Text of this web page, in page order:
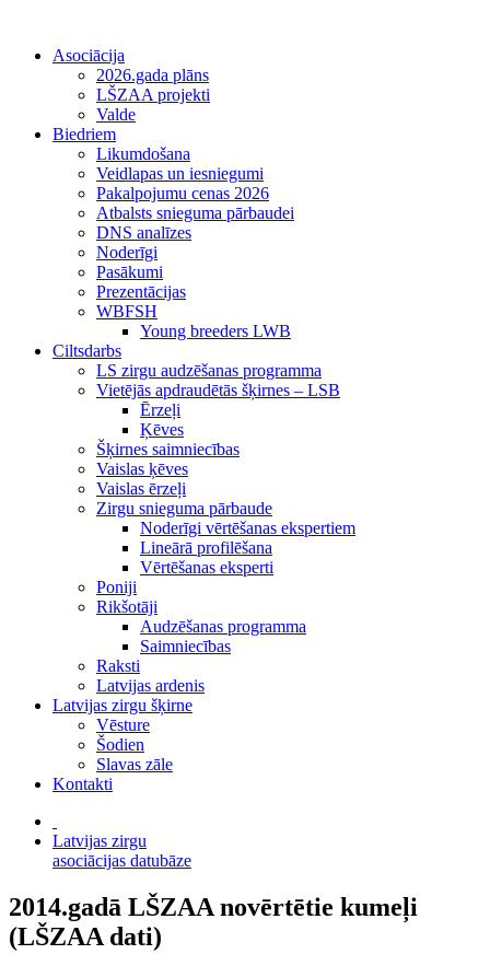
Asociācija
2026.gada plāns
LŠZAA projekti
Valde
Biedriem
Likumdošana
Veidlapas un iesniegumi
Pakalpojumu cenas 2026
Atbalsts snieguma pārbaudei
DNS analīzes
Noderīgi
Pasākumi
Prezentācijas
WBFSH
Young breeders LWB
Ciltsdarbs
LS zirgu audzēšanas programma
Vietējās apdraudētās šķirnes – LSB
Ērzeļi
Ķēves
Šķirnes saimniecības
Vaislas ķēves
Vaislas ērzeļi
Zirgu snieguma pārbaude
Noderīgi vērtēšanas ekspertiem
Lineārā profilēšana
Vērtēšanas eksperti
Poniji
Rikšotāji
Audzēšanas programma
Saimniecības
Raksti
Latvijas ardenis
Latvijas zirgu šķirne
Vēsture
Šodien
Slavas zāle
Kontakti
Latvijas zirgu
asociācijas datubāze
2014.gadā LŠZAA novērtētie kumeļi
(LŠZAA dati)